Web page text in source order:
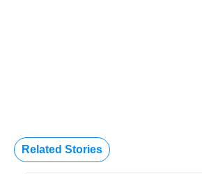
Related Stories